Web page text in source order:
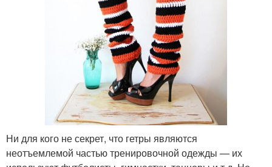
Ни для кого не секрет, что гетры являются
неотъемлемой частью тренировочной одежды — их